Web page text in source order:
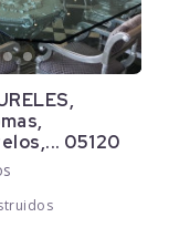
05120